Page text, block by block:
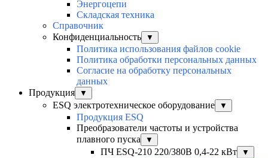
Энергоцепи
Складская техника
Справочник
Конфиденциальность
▼
Политика использования файлов cookie
Политика обработки персональных данных
Согласие на обработку персональных
данных
Продукция
▼
ESQ электротехническое оборудование ▼
Продукция ESQ
Преобразователи частоты и устройства
плавного пуска
▼
ПЧ ESQ-210 220/380В 0,4-22 кВт ▼